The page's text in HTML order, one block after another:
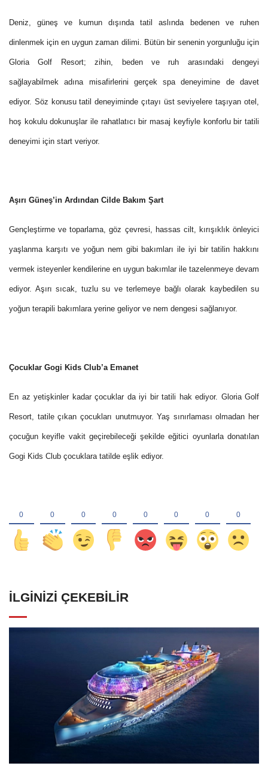
Deniz, güneş ve kumun dışında tatil aslında bedenen ve ruhen
dinlenmek için en uygun zaman dilimi. Bütün bir senenin yorgunluğu için
Gloria Golf Resort; zihin, beden ve ruh arasındaki dengeyi
sağlayabilmek adına misafirlerini gerçek spa deneyimine de davet
ediyor. Söz konusu tatil deneyiminde çıtayı üst seviyelere taşıyan otel,
hoş kokulu dokunuşlar ile rahatlatıcı bir masaj keyfiyle konforlu bir tatili
deneyimi için start veriyor.
Aşırı Güneş’in Ardından Cilde Bakım Şart
Gençleştirme ve toparlama, göz çevresi, hassas cilt, kırışıklık önleyici
yaşlanma karşıtı ve yoğun nem gibi bakımları ile iyi bir tatilin hakkını
vermek isteyenler kendilerine en uygun bakımlar ile tazelenmeye devam
ediyor. Aşırı sıcak, tuzlu su ve terlemeye bağlı olarak kaybedilen su
yoğun terapili bakımlara yerine geliyor ve nem dengesi sağlanıyor.
Çocuklar Gogi Kids Club’a Emanet
En az yetişkinler kadar çocuklar da iyi bir tatili hak ediyor. Gloria Golf
Resort, tatile çıkan çocukları unutmuyor. Yaş sınırlaması olmadan her
çocuğun keyifle vakit geçirebileceği şekilde eğitici oyunlarla donatılan
Gogi Kids Club çocuklara tatilde eşlik ediyor.
İLGINIZI ÇEKEBILIR